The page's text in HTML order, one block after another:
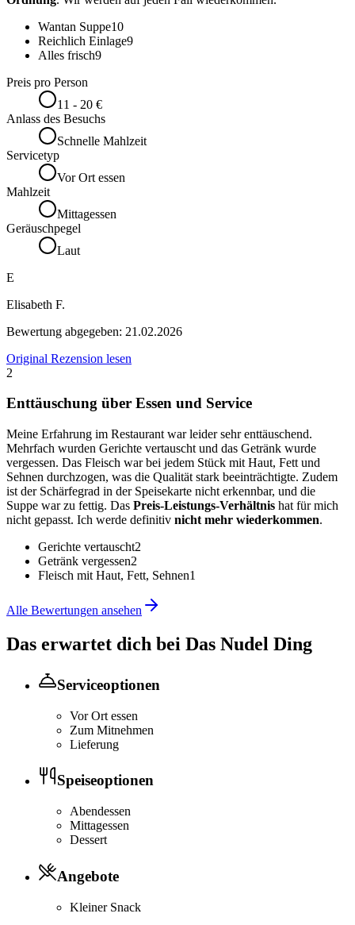
Wantan Suppe10
Reichlich Einlage9
Alles frisch9
Preis pro Person
11 - 20 €
Anlass des Besuchs
Schnelle Mahlzeit
Servicetyp
Vor Ort essen
Mahlzeit
Mittagessen
Geräuschpegel
Laut
E
Elisabeth F.
Bewertung abgegeben: 21.02.2026
Original Rezension lesen
2
Enttäuschung über Essen und Service
Meine Erfahrung im Restaurant war leider sehr enttäuschend.
Mehrfach wurden Gerichte vertauscht und das Getränk wurde
vergessen. Das Fleisch war bei jedem Stück mit Haut, Fett und
Sehnen durchzogen, was die Qualität stark beeinträchtigte. Zudem
ist der Schärfegrad in der Speisekarte nicht erkennbar, und die
Suppe war zu fettig. Das Preis-Leistungs-Verhältnis hat für mich
nicht gepasst. Ich werde definitiv nicht mehr wiederkommen.
Gerichte vertauscht2
Getränk vergessen2
Fleisch mit Haut, Fett, Sehnen1
Alle Bewertungen ansehen
Das erwartet dich bei Das Nudel Ding
Serviceoptionen
Vor Ort essen
Zum Mitnehmen
Lieferung
Speiseoptionen
Abendessen
Mittagessen
Dessert
Angebote
Kleiner Snack